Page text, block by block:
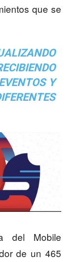
que se
Y
del Mobile
de un 465